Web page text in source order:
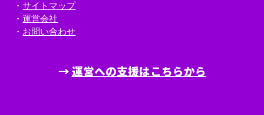
・サイトマップ
・運営会社
・ お問い合わせ
→運営への支援はこちらから